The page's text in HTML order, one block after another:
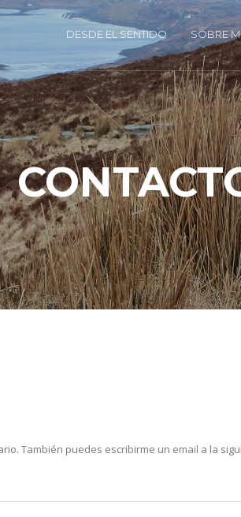
DESDE EL SENTIDO SOBRE
También puedes escribirme un email a la